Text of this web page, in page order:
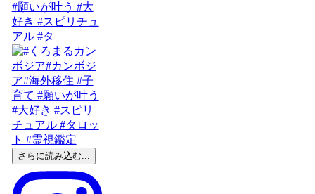
#願いが叶う #大
好き #スピリチュ
アル #タ
さらに読み込む...